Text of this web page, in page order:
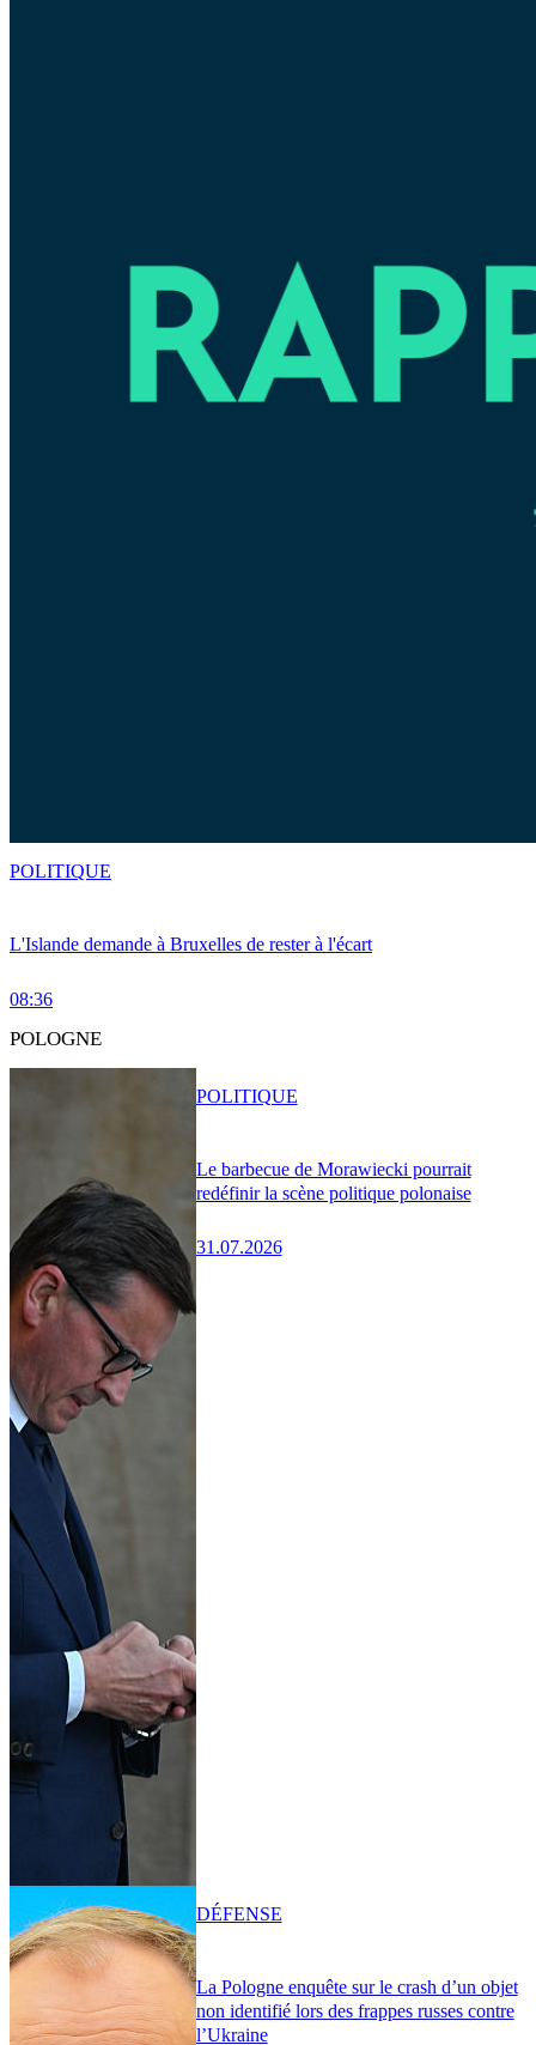
L'Islande demande à Bruxelles de rester à l'écart
08:36
POLITIQUE
POLOGNE
Le barbecue de Morawiecki pourrait
redéfinir la scène politique polonaise
31.07.2026
POLITIQUE
La Pologne enquête sur le crash d’un objet
non identifié lors des frappes russes contre
l’Ukraine
DÉFENSE